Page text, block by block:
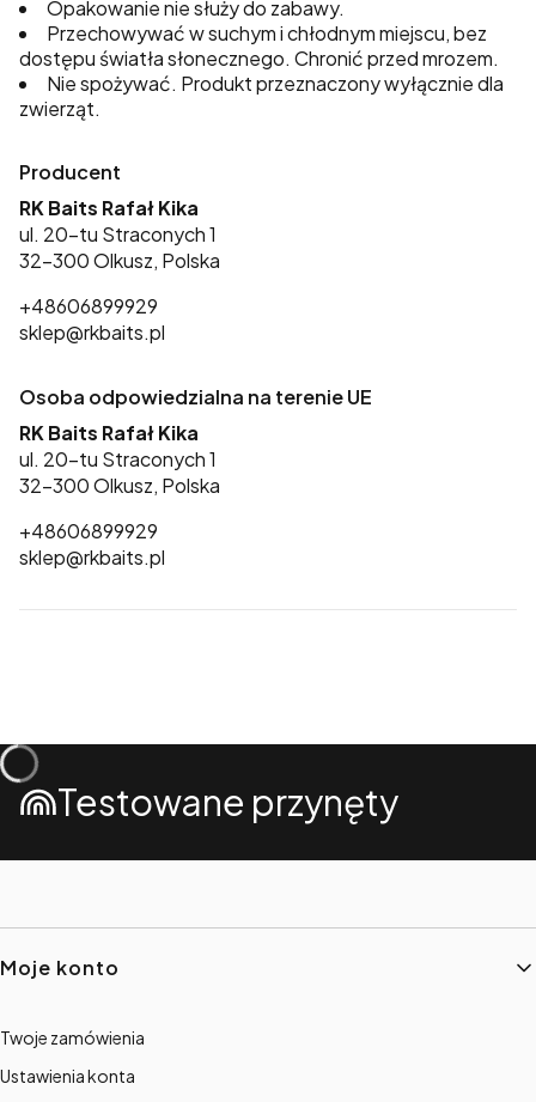
Opakowanie nie służy do zabawy.
Przechowywać w suchym i chłodnym miejscu, bez
dostępu światła słonecznego. Chronić przed mrozem.
Nie spożywać. Produkt przeznaczony wyłącznie dla
zwierząt.
Producent
RK Baits Rafał Kika
ul. 20-tu Straconych 1
32-300 Olkusz, Polska
+48606899929
sklep@rkbaits.pl
Osoba odpowiedzialna na terenie UE
RK Baits Rafał Kika
ul. 20-tu Straconych 1
32-300 Olkusz, Polska
+48606899929
sklep@rkbaits.pl
Testowane przynęty
Linki w stopce
Moje konto
Twoje zamówienia
Ustawienia konta